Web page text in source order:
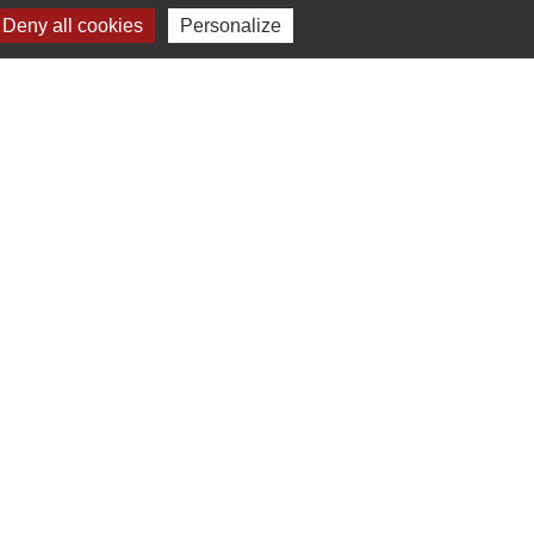
Deny all cookies Personalize